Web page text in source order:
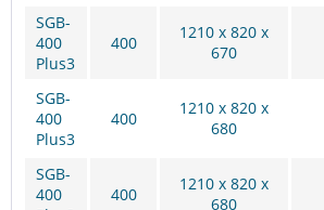
SGB-
400
Plus3
400
1210 x 820 x
670
SGB-
400
Plus3
400
1210 x 820 x
680
SGB-
400
400
1210 x 820 x
680